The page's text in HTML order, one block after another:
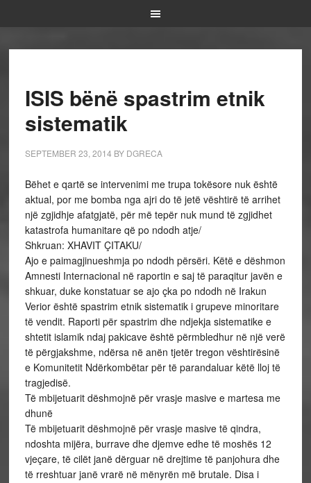
ISIS bënë spastrim etnik
sistematik
SEPTEMBER 23, 2014 BY DGRECA
Bëhet e qartë se intervenimi me trupa tokësore nuk është
aktual, por me bomba nga ajri do të jetë vështirë të arrihet
një zgjidhje afatgjatë, për më tepër nuk mund të zgjidhet
katastrofa humanitare që po ndodh atje/
Shkruan: XHAVIT ÇITAKU/
Ajo e paimagjinueshmja po ndodh përsëri. Këtë e dëshmon
Amnesti Internacional në raportin e saj të paraqitur javën e
shkuar, duke konstatuar se ajo çka po ndodh në Irakun
Verior është spastrim etnik sistematik i grupeve minoritare
të vendit. Raporti për spastrim dhe ndjekja sistematike e
shtetit islamik ndaj pakicave është përmbledhur në një verë
të përgjakshme, ndërsa në anën tjetër tregon vështirësinë
e Komunitetit Ndërkombëtar për të parandaluar këtë lloj të
tragjedisë.
Të mbijetuarit dëshmojnë për vrasje masive e martesa me
dhunë
Të mbijetuarit dëshmojnë për vrasje masive të qindra,
ndoshta mijëra, burrave dhe djemve edhe të moshës 12
vjeçare, të cilët janë dërguar në drejtime të panjohura dhe
të rreshtuar janë vrarë në mënyrën më brutale. Disa i